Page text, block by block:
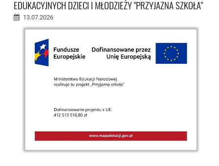
EDUKACYJNYCH DZIECI I MŁODZIEŻY "PRZYJAZNA SZKOŁA"
13.07.2026